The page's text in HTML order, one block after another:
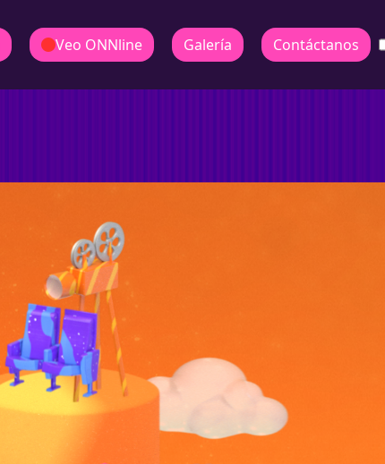
Veo ONNline Galería Contáctanos